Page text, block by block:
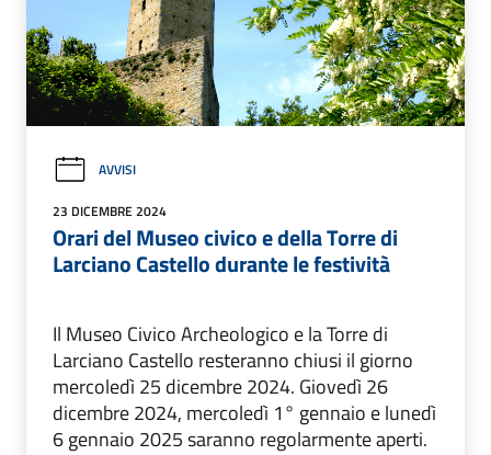
AVVISI
23 DICEMBRE 2024
Orari del Museo civico e della Torre di
Larciano Castello durante le festività
Il Museo Civico Archeologico e la Torre di
Larciano Castello resteranno chiusi il giorno
mercoledì 25 dicembre 2024. Giovedì 26
dicembre 2024, mercoledì 1° gennaio e lunedì
6 gennaio 2025 saranno regolarmente aperti.